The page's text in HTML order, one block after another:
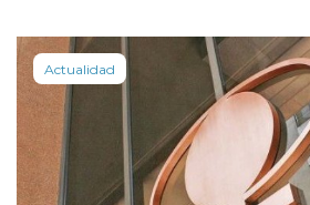
Actualidad